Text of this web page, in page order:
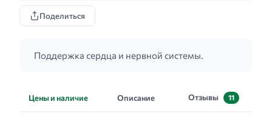
Поделиться
Поддержка сердца и нервной системы.
Цены и наличие Описание Отзывы 11